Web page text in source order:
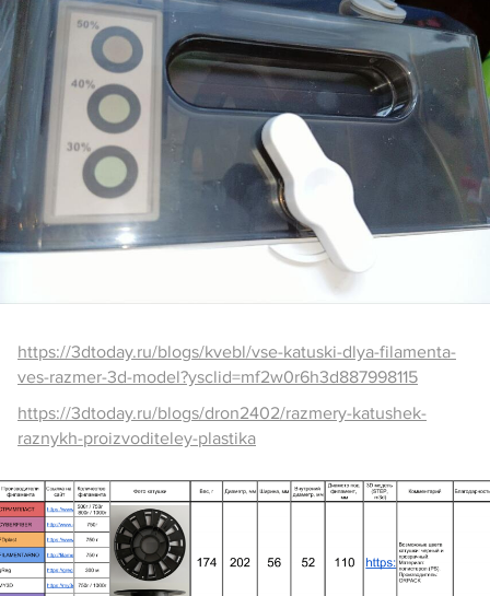
https://3dtoday.ru/blogs/kvebl/vse-katuski-dlya-filamenta-
ves-razmer-3d-model?ysclid=mf2w0r6h3d887998115
https://3dtoday.ru/blogs/dron2402/razmery-katushek-
raznykh-proizvoditeley-plastika